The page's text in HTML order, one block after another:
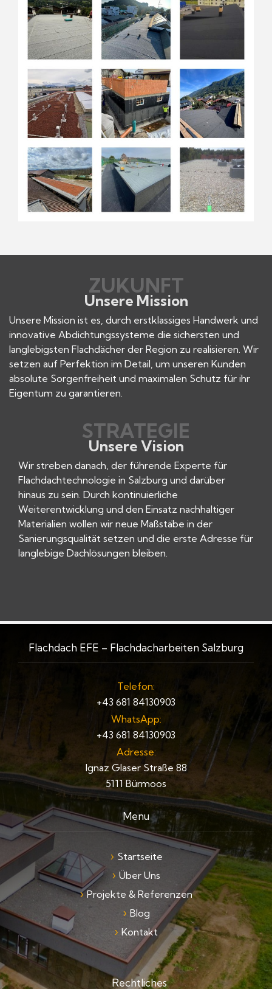
ZUKUNFT
Unsere Mission
Unsere Mission ist es, durch erstklassiges Handwerk und
innovative Abdichtungssysteme die sichersten und
langlebigsten Flachdächer der Region zu realisieren. Wir
setzen auf Perfektion im Detail, um unseren Kunden
absolute Sorgenfreiheit und maximalen Schutz für ihr
Eigentum zu garantieren.
STRATEGIE
Unsere Vision
Wir streben danach, der führende Experte für
Flachdachtechnologie in Salzburg und darüber
hinaus zu sein. Durch kontinuierliche
Weiterentwicklung und den Einsatz nachhaltiger
Materialien wollen wir neue Maßstäbe in der
Sanierungsqualität setzen und die erste Adresse für
langlebige Dachlösungen bleiben.
Flachdach EFE – Flachdacharbeiten Salzburg
Telefon:
+43 681 84130903
WhatsApp:
+43 681 84130903
Adresse:
Ignaz Glaser Straße 88
5111 Bürmoos
Menu
Startseite
Über Uns
Projekte & Referenzen
Blog
Kontakt
Rechtliches